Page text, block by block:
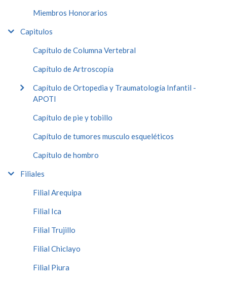
Miembros Honorarios
Capitulos
Capítulo de Columna Vertebral
Capítulo de Artroscopía
Capítulo de Ortopedia y Traumatología Infantil -
APOTI
Capítulo de pie y tobillo
Capítulo de tumores musculo esqueléticos
Capítulo de hombro
Filiales
Filial Arequipa
Filial Ica
Filial Trujillo
Filial Chiclayo
Filial Piura